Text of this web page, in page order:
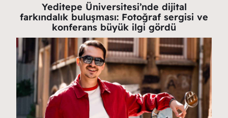
Yeditepe Üniversitesi’nde dijital
farkındalık buluşması: Fotoğraf sergisi ve
konferans büyük ilgi gördü